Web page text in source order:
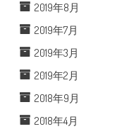
2019年8月
2019年7月
2019年3月
2019年2月
2018年9月
2018年4月